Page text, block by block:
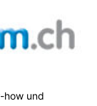
how und